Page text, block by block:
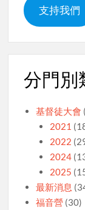
支持我們
分門別
基督徒大會
2021
2022
2024
2025
最新消息
福音營 (30)